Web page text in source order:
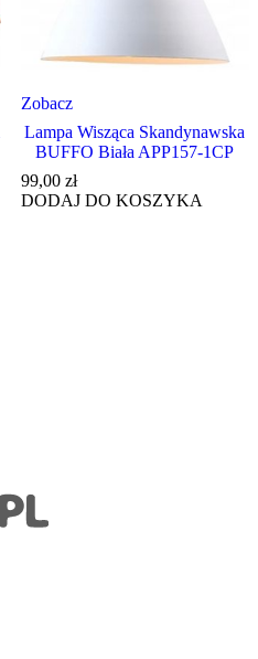
Zobacz
Lampa Wisząca Skandynawska
BUFFO Biała APP157-1CP
99,00 zł
DODAJ DO KOSZYKA